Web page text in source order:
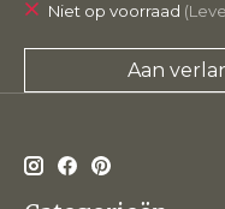
Niet op voorraad
Aan